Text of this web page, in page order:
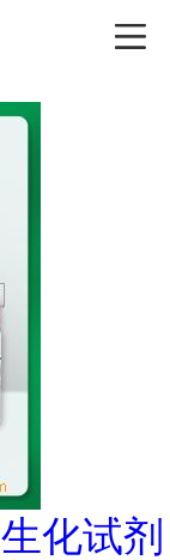
生化试剂